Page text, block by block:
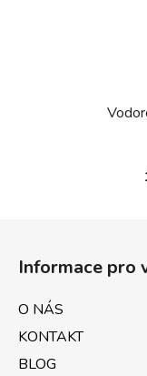
Informace pro
O NÁS
KONTAKT
BLOG